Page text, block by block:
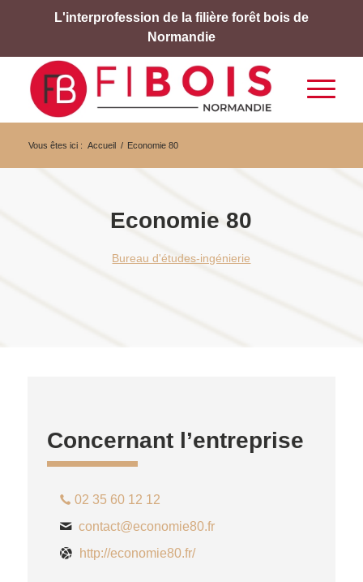
L'interprofession de la filière forêt bois de
Normandie
Vous êtes ici : Accueil / Economie 80
Economie 80
Bureau d'études-ingénierie
Concernant l’entreprise
02 35 60 12 12
contact@economie80.fr
http://economie80.fr/